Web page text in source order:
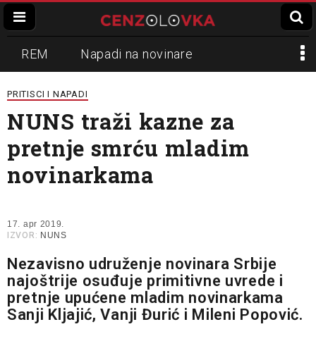
REM Napadi na novinare
Zvučni top
Propaganda Lokalni mediji
Informer Slavko Ćuruvija
PRITISCI I NAPADI
NUNS traži kazne za
pretnje smrću mladim
novinarkama
17. apr 2019.
IZVOR: NUNS
Nezavisno udruženje novinara Srbije
najoštrije osuđuje primitivne uvrede i
pretnje upućene mladim novinarkama
Sanji Kljajić, Vanji Đurić i Mileni Popović.